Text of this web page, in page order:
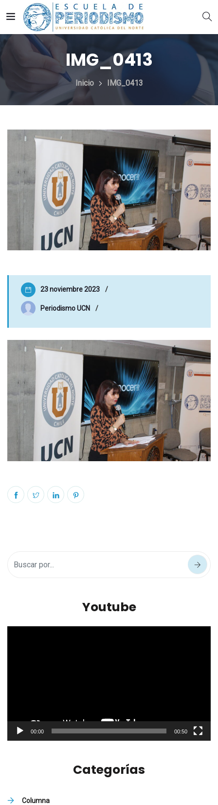
IMG_0413
Inicio IMG_0413
23 noviembre 2023
Periodismo UCN
Youtube
00:00 00:50
Categorías
Columna